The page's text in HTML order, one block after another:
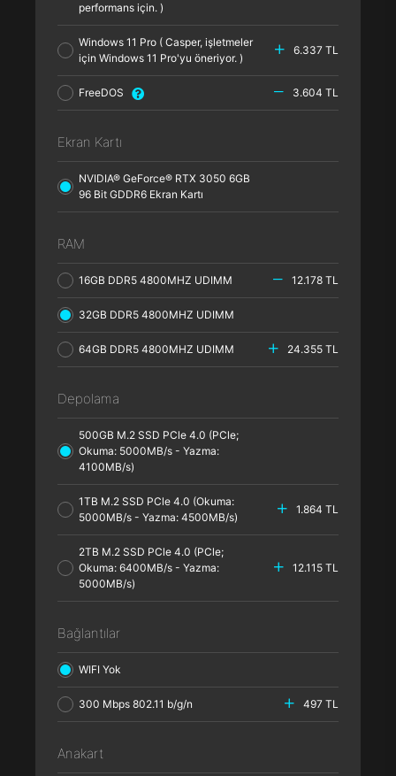
performans için. )
Windows 11 Pro ( Casper, işletmeler
için Windows 11 Pro'yu öneriyor. )
6.337 TL
FreeDOS 3.604 TL
Ekran Kartı
NVIDIA® GeForce® RTX 3050 6GB
96 Bit GDDR6 Ekran Kartı
RAM
16GB DDR5 4800MHZ UDIMM 12.178 TL
32GB DDR5 4800MHZ UDIMM
64GB DDR5 4800MHZ UDIMM 24.355 TL
Depolama
500GB M.2 SSD PCle 4.0 (PCle;
Okuma: 5000MB/s - Yazma:
4100MB/s)
1TB M.2 SSD PCle 4.0 (Okuma:
5000MB/s - Yazma: 4500MB/s)
1.864 TL
2TB M.2 SSD PCle 4.0 (PCle;
Okuma: 6400MB/s - Yazma:
5000MB/s)
12.115 TL
Bağlantılar
WIFI Yok
300 Mbps 802.11 b/g/n 497 TL
Anakart